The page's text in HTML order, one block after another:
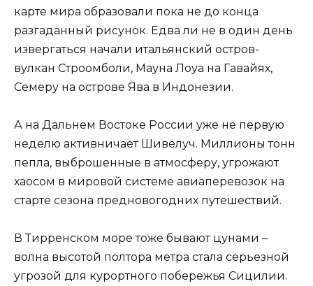
карте мира образовали пока не до конца
разгаданный рисунок. Едва ли не в один день
извергаться начали итальянский остров-
вулкан Строомболи, Мауна Лоуа на Гавайях,
Семеру на острове Ява в Индонезии.
А на Дальнем Востоке России уже не первую
неделю активничает Шивелуч. Миллионы тонн
пепла, выброшенные в атмосферу, угрожают
хаосом в мировой системе авиаперевозок на
старте сезона предновогодних путешествий.
В Тирренском море тоже бывают цунами –
волна высотой полтора метра стала серьезной
угрозой для курортного побережья Сицилии.